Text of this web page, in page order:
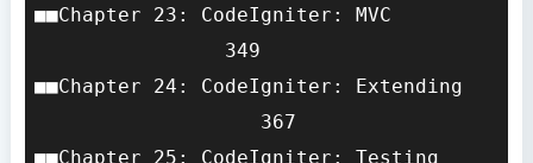
■■Chapter 23: CodeIgniter: MVC
                349
■■Chapter 24: CodeIgniter: Extending
                   367
■■Chapter 25: CodeIgniter: Testing